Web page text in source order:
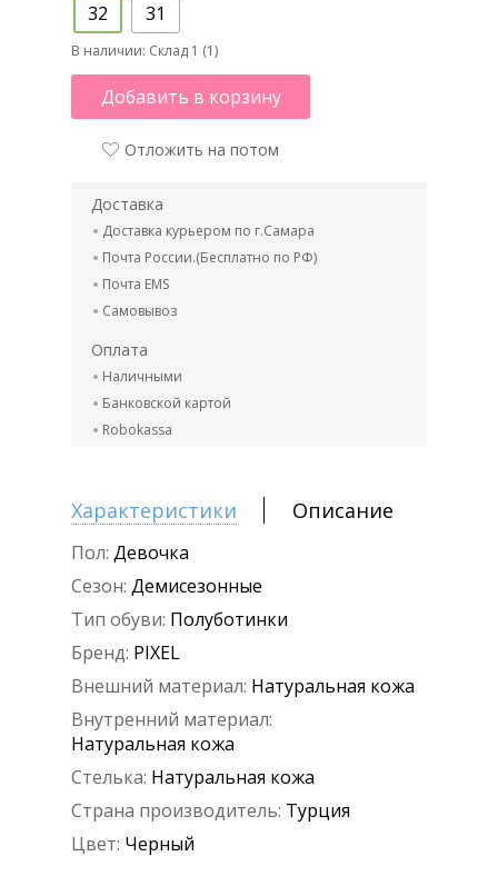
32
31
В наличии: Склад 1 (1)
Добавить в корзину
Отложить на потом
Доставка
Доставка курьером по г.Самара
Почта России.(Бесплатно по РФ)
Почта EMS
Самовывоз
Оплата
Наличными
Банковской картой
Robokassa
Характеристики Описание
Пол: Девочка
Сезон: Демисезонные
Тип обуви: Полуботинки
Бренд: PIXEL
Внешний материал: Натуральная кожа
Внутренний материал:
Натуральная кожа
Стелька: Натуральная кожа
Страна производитель: Турция
Цвет: Черный